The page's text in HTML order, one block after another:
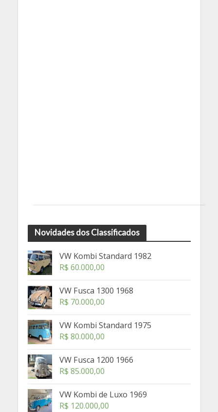
Novidades dos Classificados
VW Kombi Standard 1982
R$ 60.000,00
VW Fusca 1300 1968
R$ 70.000,00
VW Kombi Standard 1975
R$ 80.000,00
VW Fusca 1200 1966
R$ 85.000,00
VW Kombi de Luxo 1969
R$ 120.000,00